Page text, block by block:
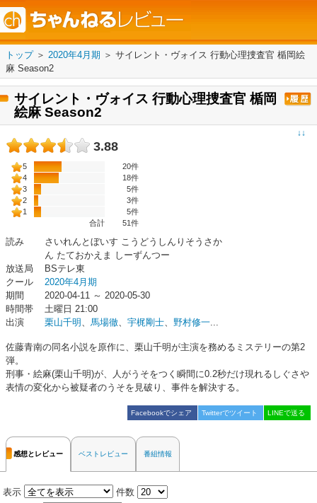
トップ＞ 2020年4月期 ＞ サイレント・ヴォイス 行動心理捜査官 楯岡絵
麻 Season2
サイレント・ヴォイス 行動心理捜査官 楯岡
絵麻 Season2
↓↓
3.88
5
20件
4
18件
3
5件
2
3件
1
5件
合計
51件
読み
さいれんとぼいす こうどうしんりそうさか
ん たておかえま しーずんつー
放送局
BSテレ東
クール
2020年4月期
期間
2020-04-11 ～ 2020-05-30
時間帯
土曜日 21:00
出演
栗山千明 、 馬場徹、 宇梶剛士、 野村修一...
佐藤青南の同名小説を原作に、栗山千明が主演を務めるミステリーの第2
弾。
刑事・絵麻(栗山千明)が、人がうそをつく瞬間に0.2秒だけ現れるしぐさや
表情の変化から被疑者のうそを見破り、事件を解決する。
Facebookでシェア Twitterでツイート LINEで送る
感想とレビュー ベストレビュー 番組情報
表示
件数